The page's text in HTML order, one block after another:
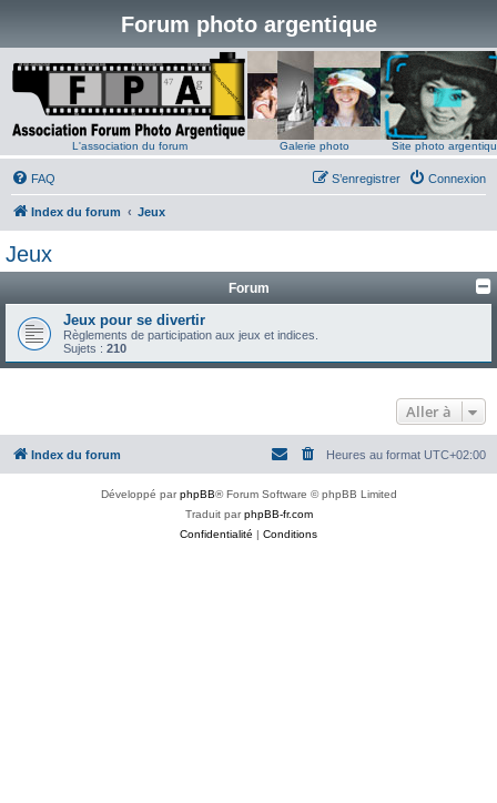
Forum photo argentique
L'association du forum Galerie photo Site photo
FAQ Connexion
S’enregistrer
Index du forum Jeux
Jeux
Forum
Jeux pour se divertir
Règlements de participation aux jeux et indices.
Sujets : 210
Aller à
Index du forum Heures au format UTC+02:00
Développé parphpBB® Forum Software © phpBB Limited
Traduit parphpBB-fr.com
Confidentialité | Conditions